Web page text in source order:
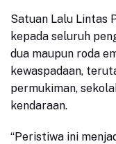
Satuan Lalu Lintas
kepada seluruh
dua maupun roda
kewaspadaan,
permukiman,
kendaraan.
“Peristiwa ini